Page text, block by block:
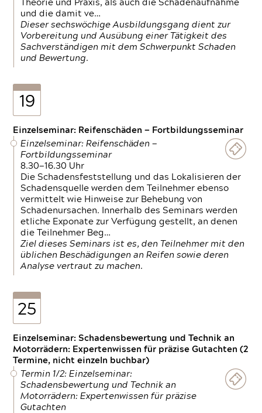
Theorie und Praxis, als auch die Schadenaufnahme
und die damit ve…
Dieser sechswöchige Ausbildungsgang dient zur
Vorbereitung und Ausübung einer Tätigkeit des
Sachverständigen mit dem Schwerpunkt Schaden
und Bewertung.
19
Einzelseminar: Reifenschäden — Fortbildungsseminar
Einzelseminar: Reifenschäden —
Fortbildungsseminar
8.30—16.30 Uhr
Die Schadensfeststellung und das Lokalisieren der
Schadensquelle werden dem Teilnehmer ebenso
vermittelt wie Hinweise zur Behebung von
Schadenursachen. Innerhalb des Seminars werden
etliche Exponate zur Verfügung gestellt, an denen
die Teilnehmer Beg…
Ziel dieses Seminars ist es, den Teilnehmer mit den
üblichen Beschädigungen an Reifen sowie deren
Analyse vertraut zu machen.
25
Einzelseminar: Schadensbewertung und Technik an
Motorrädern: Expertenwissen für präzise Gutachten (2
Termine, nicht einzeln buchbar)
Termin 1/2: Einzelseminar:
Schadensbewertung und Technik an
Motorrädern: Expertenwissen für präzise
Gutachten